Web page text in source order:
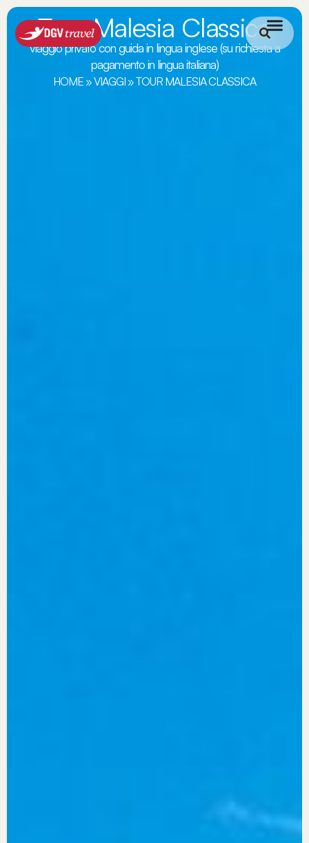
Tour Malesia Classica
viaggio privato con guida in lingua inglese (su richiesta a
pagamento in lingua italiana)
HOME »VIAGGI »TOUR MALESIA CLASSICA